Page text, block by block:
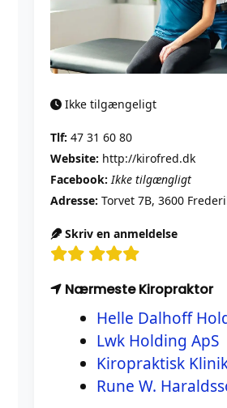
Ikke tilgængeligt
Tlf: 47 31 60 80
Website: http://kirofred.dk
Facebook: Ikke tilgængligt
Adresse: Torvet 7B, 3600
Skriv en anmeldelse
Nærmeste Kiropraktor
Helle Dalhoff
Lwk Holding ApS
Kiropraktisk
Rune W.